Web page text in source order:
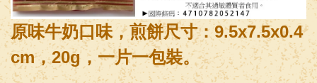
原味牛奶口味，煎餅尺寸：9.5x7.5x0.4
cm，20g，一片一包裝。